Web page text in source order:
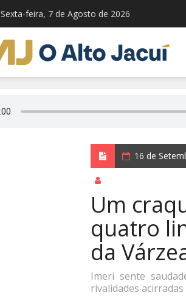
Sexta-feira, 7 de Agosto de 2026
16 de
Um
quatro
da
Imeri sente
rivalidades